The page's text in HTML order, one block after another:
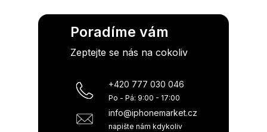
Poradíme vám
Zeptejte se nás na cokoliv
+420 777 030 046
Po - Pá: 9:00 - 17:00
info@iphonemarket.cz
napište nám kdykoliv